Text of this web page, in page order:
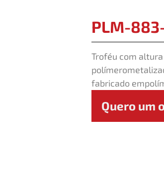
PLM-
Troféu com
fabricado
Quero um